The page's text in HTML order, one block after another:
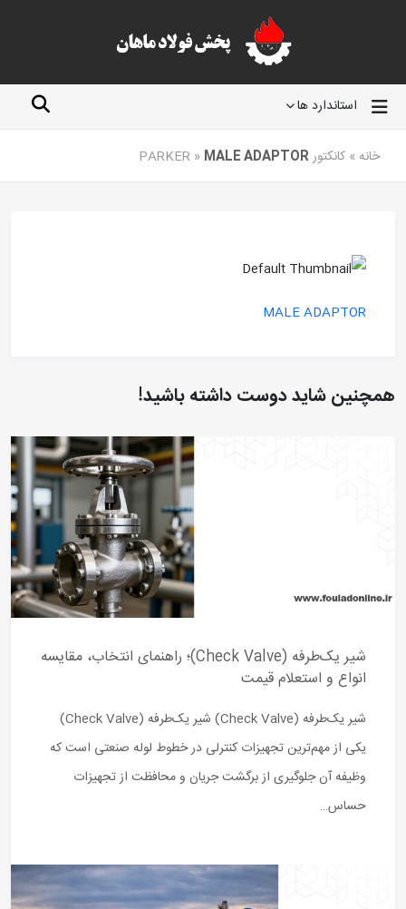
استاندارد ها
خانه » کانکتور PARKER » MALE ADAPTOR
MALE ADAPTOR
همچنین شاید دوست داشته باشید!
شیر یک‌طرفه (Check Valve)؛ راهنمای انتخاب، مقایسه
انواع و استعلام قیمت
شیر یک‌طرفه (Check Valve) شیر یک‌طرفه (Check Valve)
یکی از مهم‌ترین تجهیزات کنترلی در خطوط لوله صنعتی است که
وظیفه آن جلوگیری از برگشت جریان و محافظت از تجهیزات
حساس…